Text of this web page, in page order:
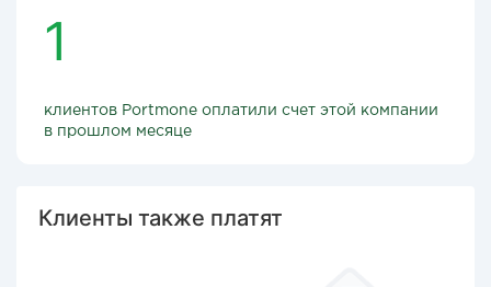
1
клиентов Portmone оплатили счет этой компании
в прошлом месяце
Клиенты также платят